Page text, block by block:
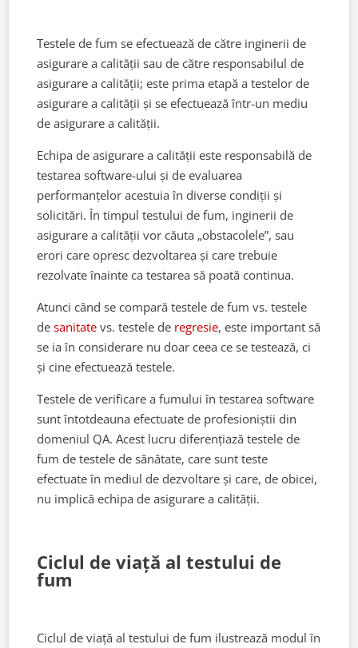
Testele de fum se efectuează de către inginerii de
asigurare a calității sau de către responsabilul de
asigurare a calității; este prima etapă a testelor de
asigurare a calității și se efectuează într-un mediu
de asigurare a calității.
Echipa de asigurare a calității este responsabilă de
testarea software-ului și de evaluarea
performanțelor acestuia în diverse condiții și
solicitări. În timpul testului de fum, inginerii de
asigurare a calității vor căuta „obstacolele”, sau
erori care opresc dezvoltarea și care trebuie
rezolvate înainte ca testarea să poată continua.
Atunci când se compară testele de fum vs. testele
desanitate vs. testele de regresie, este important să
se ia în considerare nu doar ceea ce se testează, ci
și cine efectuează testele.
Testele de verificare a fumului în testarea software
sunt întotdeauna efectuate de profesioniștii din
domeniul QA. Acest lucru diferențiază testele de
fum de testele de sănătate, care sunt teste
efectuate în mediul de dezvoltare și care, de obicei,
nu implică echipa de asigurare a calității.
Ciclul de viață al testului de
fum
Ciclul de viață al testului de fum ilustrează modul în